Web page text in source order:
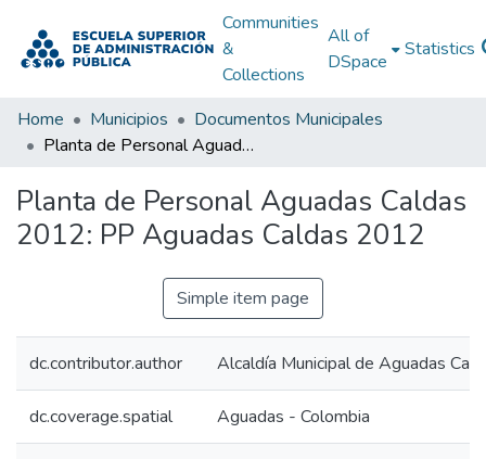
Communities
&
Collections
All of
DSpace
Statistics
Home Municipios
Documentos Municipales
Planta de Personal Aguadas Caldas 2012: PP Aguadas Caldas 2012
Planta de Personal Aguadas Caldas
2012: PP Aguadas Caldas 2012
Simple item page
dc.contributor.author Alcaldía Municipal de Aguadas
dc.coverage.spatial Aguadas - Colombia